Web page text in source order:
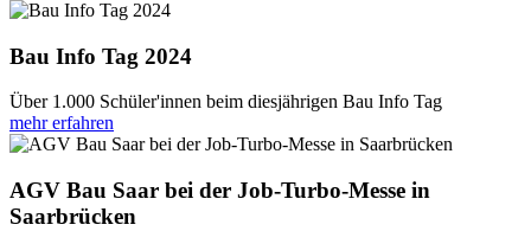
Bau Info Tag 2024
Über 1.000 Schüler'innen beim diesjährigen Bau Info Tag
mehr erfahren
AGV Bau Saar bei der Job-Turbo-Messe in
Saarbrücken